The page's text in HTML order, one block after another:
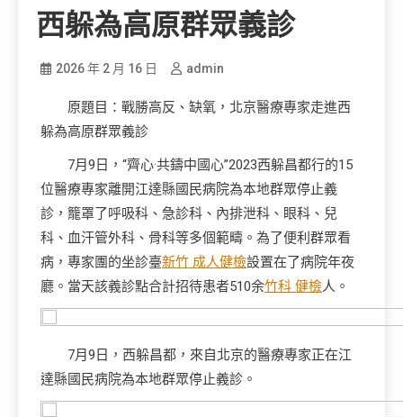
西躲為高原群眾義診
2026 年 2 月 16 日 admin
原題目：戰勝高反、缺氧，北京醫療專家走進西
躲為高原群眾義診
7月9日，“齊心·共鑄中國心”2023西躲昌都行的15
位醫療專家離開江達縣國民病院為本地群眾停止義
診，籠罩了呼吸科、急診科、內排泄科、眼科、兒
科、血汗管外科、骨科等多個範疇。為了便利群眾看
病，專家團的坐診臺新竹 成人健檢設置在了病院年夜
廳。當天該義診點合計招待患者510余竹科 健檢人。
7月9日，西躲昌都，來自北京的醫療專家正在江
達縣國民病院為本地群眾停止義診。